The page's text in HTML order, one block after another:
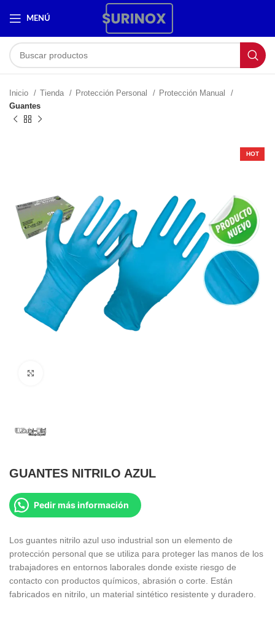
MENÚ
Inicio Tienda Protección Personal
Protección Manual
Guantes
HOT
GUANTES NITRILO AZUL
Pedir más información
Los guantes nitrilo azul uso industrial son un elemento de
protección personal que se utiliza para proteger las manos de los
trabajadores en entornos laborales donde existe riesgo de
contacto con productos químicos, abrasión o corte. Están
fabricados en nitrilo, un material sintético resistente y duradero.